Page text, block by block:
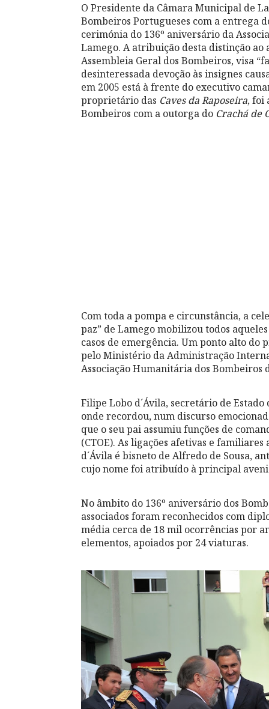
O Presidente da Câmara Municipal de
Bombeiros Portugueses com a entrega
cerimónia do 136º aniversário da
Lamego. A atribuição desta distinção
Assembleia Geral dos Bombeiros, visa
desinteressada devoção às insignes
em 2005 está à frente do executivo
proprietário das Caves da Raposeira, foi
Bombeiros com a outorga do Crachá de
Com toda a pompa e circunstância, a
paz” de Lamego mobilizou todos
casos de emergência. Um ponto alto do
pelo Ministério da Administração
Associação Humanitária dos Bombeiros
Filipe Lobo d´Ávila, secretário de
onde recordou, num discurso
que o seu pai assumiu funções de
(CTOE). As ligações afetivas e
d´Ávila é bisneto de Alfredo de Sousa,
cujo nome foi atribuído à principal
No âmbito do 136º aniversário dos
associados foram reconhecidos com
média cerca de 18 mil ocorrências por
elementos, apoiados por 24 viaturas.